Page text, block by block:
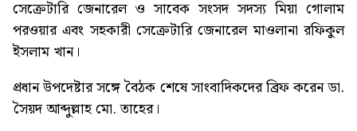
সেক্রেটারি জেনারেল ও সাবেক সংসদ সদস্য মিয়া গোলাম
পরওয়ার এবং সহকারী সেক্রেটারি জেনারেল মাওলানা রফিকুল
ইসলাম খান।
প্রধান উপদেষ্টার সঙ্গে বৈঠক শেষে সাংবাদিকদের ব্রিফ করেন ডা.
সৈয়দ আব্দুল্লাহ মো. তাহের।